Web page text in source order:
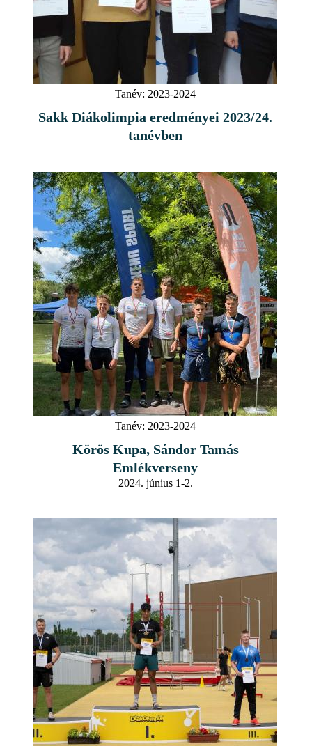
Tanév: 2023-2024
Sakk Diákolimpia eredményei 2023/24.
tanévben
Tanév: 2023-2024
Körös Kupa, Sándor Tamás
Emlékverseny
2024. június 1-2.